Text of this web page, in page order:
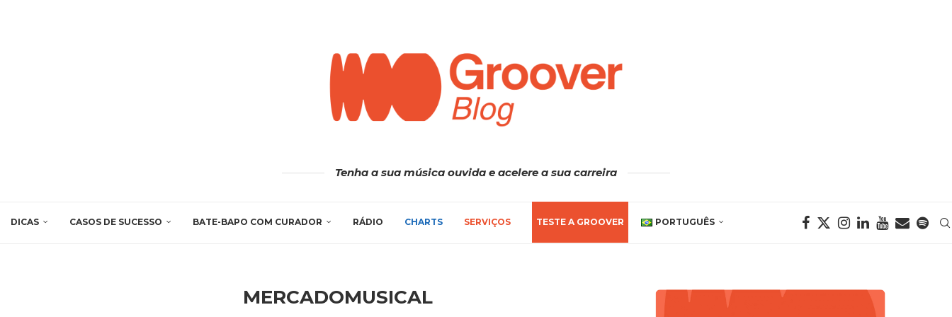
Tenha a sua música ouvida e acelere a sua carreira
DICAS CASOS DE SUCESSO BATE-BAPO COM CURADOR RÁDIO CHARTS SERVIÇOS TESTE A GROOVER PORTUGUÊS
MERCADOMUSICAL